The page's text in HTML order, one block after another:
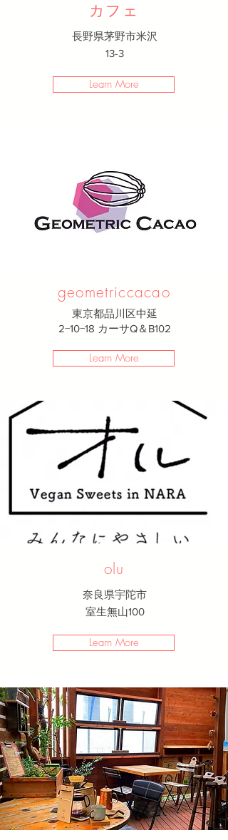
カフェ
長野県茅野市米沢
13-3
Learn More
geometriccacao
東京都品川区中延
2−10−18 カーサQ＆B102
Learn More
olu
奈良県宇陀市
室生無山100
Learn More